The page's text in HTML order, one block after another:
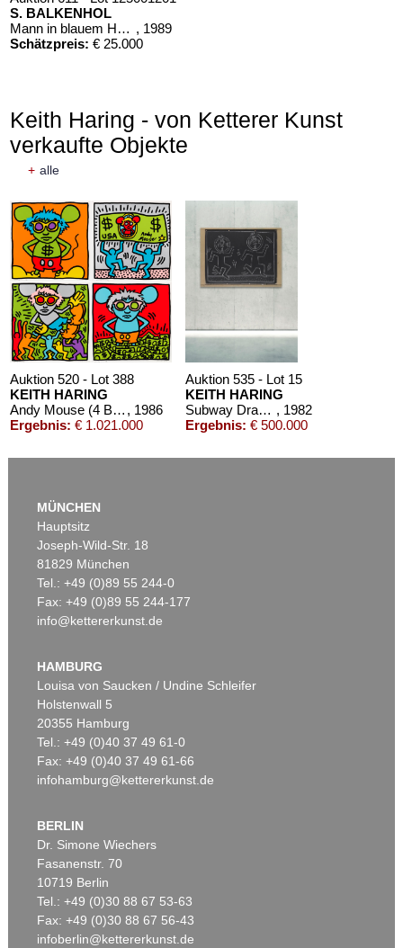
S. BALKENHOL
Mann in blauem Hemd , 1989
Schätzpreis: € 25.000
Keith Haring - von Ketterer Kunst
verkaufte Objekte
+ alle
Auktion 520 - Lot 388
KEITH HARING
Andy Mouse (4 Blatt) , 1986
Ergebnis: € 1.021.000
Auktion 535 - Lot 15
KEITH HARING
Subway Drawing , 1982
Ergebnis: € 500.000
Auktion 500 - Lot 254
Ergebnis:€ 250.000
KEITH HARING
Retrospect , 1989
Ergebnis:€ 152.220
MÜNCHEN
Hauptsitz
Joseph-Wild-Str. 18
81829 München
Tel.: +49 (0)89 55 244-0
Fax: +49 (0)89 55 244-177
info@kettererkunst.de
HAMBURG
Louisa von Saucken / Undine Schleifer
Holstenwall 5
20355 Hamburg
Tel.: +49 (0)40 37 49 61-0
Fax: +49 (0)40 37 49 61-66
infohamburg@kettererkunst.de
BERLIN
Dr. Simone Wiechers
Fasanenstr. 70
10719 Berlin
Tel.: +49 (0)30 88 67 53-63
Fax: +49 (0)30 88 67 56-43
infoberlin@kettererkunst.de